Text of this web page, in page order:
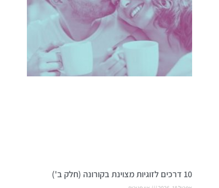
10 דרכים לזוגיות מצוינת בקורונה (חלק ב')